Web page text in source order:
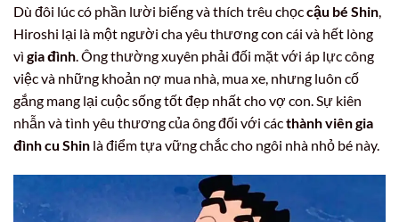
Dù đôi lúc có phần lười biếng và thích trêu chọccậu bé Shin,
Hiroshi lại là một người cha yêu thương con cái và hết lòng
vì gia đình. Ông thường xuyên phải đối mặt với áp lực công
việc và những khoản nợ mua nhà, mua xe, nhưng luôn cố
gắng mang lại cuộc sống tốt đẹp nhất cho vợ con. Sự kiên
nhẫn và tình yêu thương của ông đối với cácthành viên gia
đình cu Shin là điểm tựa vững chắc cho ngôi nhà nhỏ bé này.